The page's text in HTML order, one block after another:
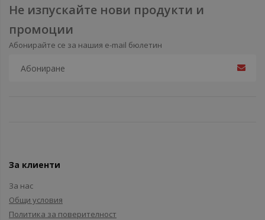
Не изпускайте нови продукти и
промоции
Абонирайте се за нашия e-mail бюлетин
За клиенти
За нас
Общи условия
Политика за поверителност